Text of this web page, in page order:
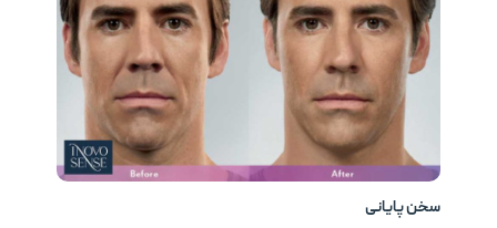
سخن پایانی